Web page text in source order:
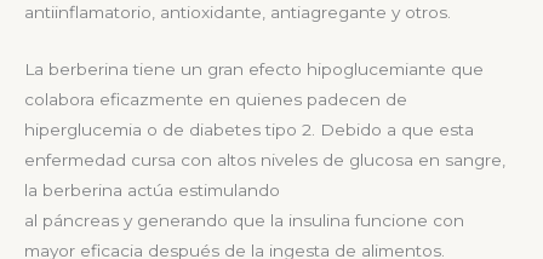
antiinflamatorio, antioxidante, antiagregante y otros.
La berberina tiene un gran efecto hipoglucemiante que
colabora eficazmente en quienes padecen de
hiperglucemia o de diabetes tipo 2. Debido a que esta
enfermedad cursa con altos niveles de glucosa en sangre,
la berberina actúa estimulando
al páncreas y generando que la insulina funcione con
mayor eficacia después de la ingesta de alimentos.